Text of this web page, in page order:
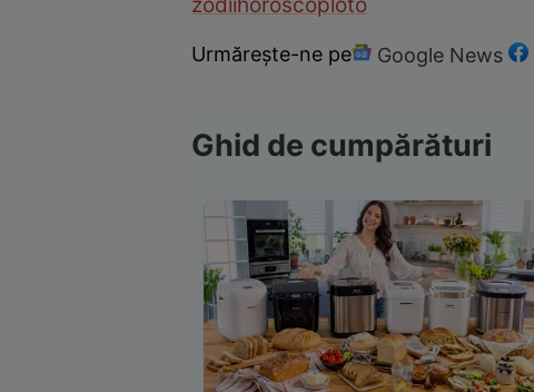
Urmărește-ne pe Google News
Ghid de cumpărături